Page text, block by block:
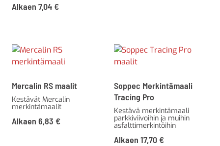
Alkaen 7,04 €
Mercalin RS maalit
Kestävät Mercalin
merkintämaalit
Alkaen 6,83 €
Soppec Merkintämaali
Tracing Pro
Kestävä merkintämaali
parkkiviivoihin ja muihin
asfalttimerkintöihin
Alkaen 17,70 €